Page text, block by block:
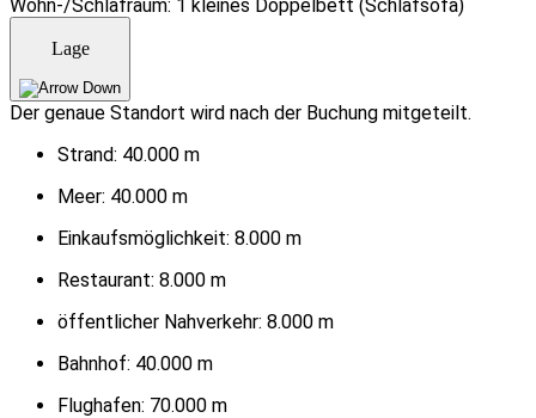
Wohn-/Schlafraum: 1 kleines Doppelbett (Schlafsofa)
Lage
Der genaue Standort wird nach der Buchung mitgeteilt.
Strand: 40.000 m
Meer: 40.000 m
Einkaufsmöglichkeit: 8.000 m
Restaurant: 8.000 m
öffentlicher Nahverkehr: 8.000 m
Bahnhof: 40.000 m
Flughafen: 70.000 m